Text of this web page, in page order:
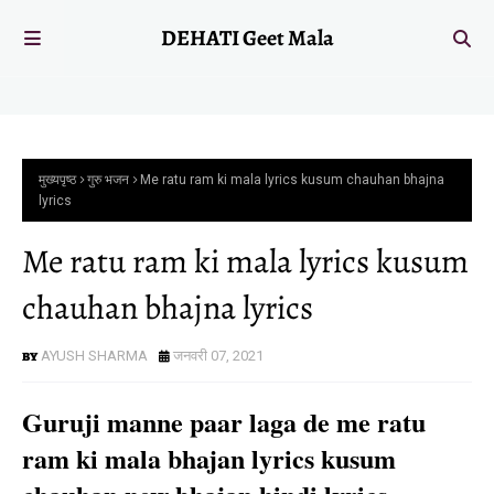
DEHATI Geet Mala
मुख्यपृष्ठ गुरु भजन
Me ratu ram ki mala lyrics kusum chauhan bhajna
lyrics
Me ratu ram ki mala lyrics kusum
chauhan bhajna lyrics
AYUSH SHARMA जनवरी 07, 2021
Guruji manne paar laga de me ratu
ram ki mala bhajan lyrics kusum